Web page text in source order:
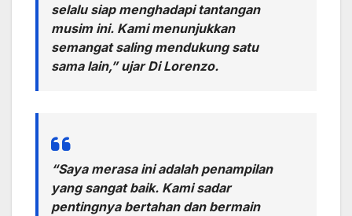
selalu siap menghadapi tantangan
musim ini. Kami menunjukkan
semangat saling mendukung satu
sama lain,” ujar Di Lorenzo.
“Saya merasa ini adalah penampilan
yang sangat baik. Kami sadar
pentingnya bertahan dan bermain